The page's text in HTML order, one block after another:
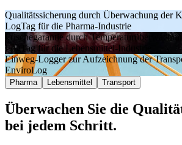
Qualitätssicherung durch Überwachung der
LogTag für die Pharma-Industrie
Frischegarantie durch Temperaturüberwachung
LogTag für die Lebensmittel-Industrie
Einweg-Logger zur Aufzeichnung der
EnviroLog
Pharma Lebensmittel Transport
Überwachen Sie die
bei jedem Schritt.